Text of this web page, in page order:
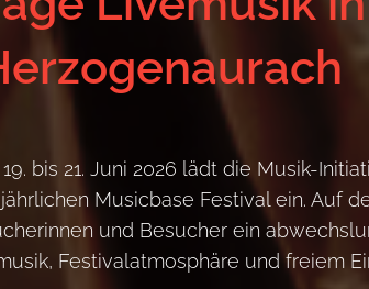
bis 21. Juni 2026 lädt die Musik-
Musicbase Festival ein. Auf
und Besucher ein
Festivalatmosphäre und freiem